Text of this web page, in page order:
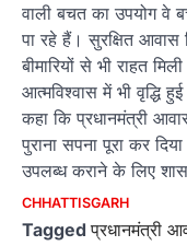
वाली बचत का उपयोग वे
पा रहे हैं। सुरक्षित आवास
बीमारियों से भी राहत
आत्मविश्वास में भी वृद्धि
कहा कि प्रधानमंत्री
पुराना सपना पूरा कर
उपलब्ध कराने के लिए
CHHATTISGARH
Taggedप्रधानमंत्री